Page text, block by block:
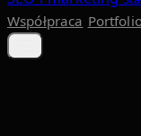
Współpraca